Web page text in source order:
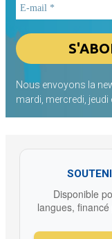
Nous envoyons la
mardi, mercredi, jeudi
Disponible
langues,